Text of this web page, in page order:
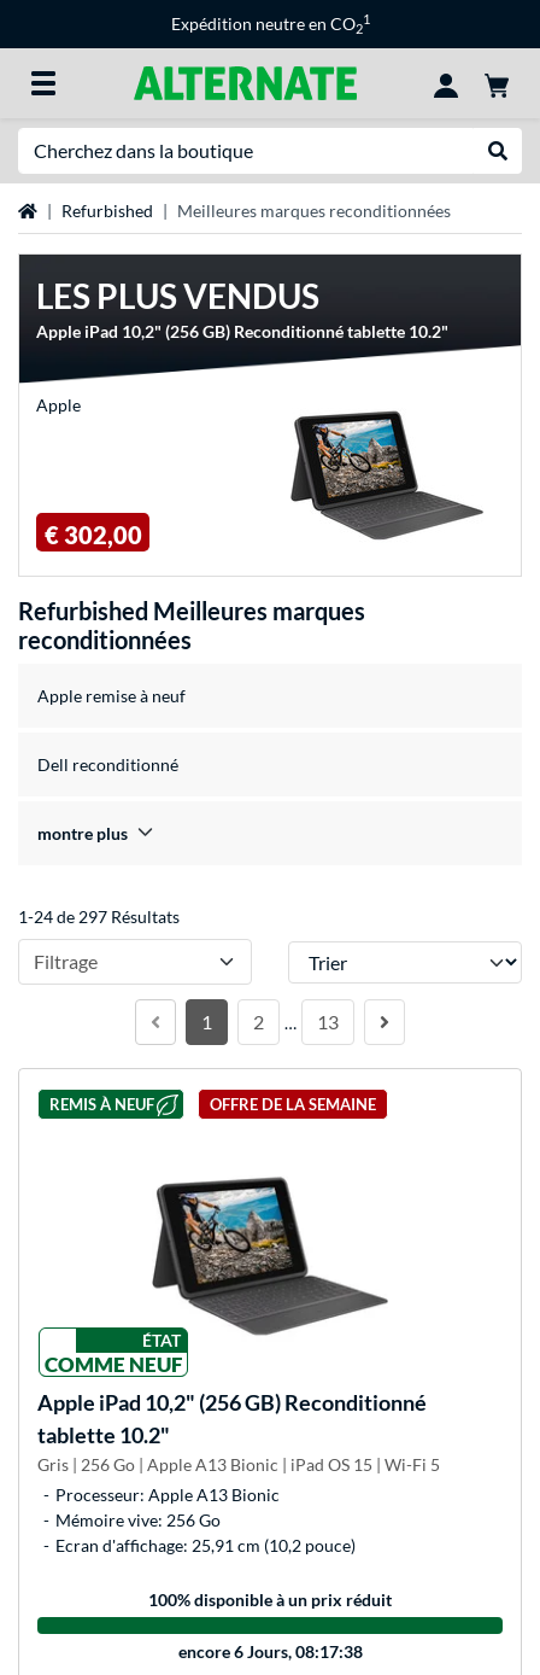
Expédition neutre en CO2
1
Page d'accueil
Refurbished Meilleures marques reconditionnées
LES PLUS VENDUS
Apple iPad 10,2" (256 GB) Reconditionné tablette 10.2"
Apple
€ 302,00
Refurbished Meilleures marques
reconditionnées
Apple remise à neuf
Dell reconditionné
montre plus
1-24 de 297 Résultats
Filtrage Trier
1 2 … 13
REMIS À NEUF OFFRE DE LA SEMAINE
ÉTAT
COMME NEUF
Apple iPad 10,2" (256 GB) Reconditionné
tablette 10.2"
Gris | 256 Go | Apple A13 Bionic | iPad OS 15 | Wi-Fi 5
Processeur: Apple A13 Bionic
Mémoire vive: 256 Go
Ecran d'affichage: 25,91 cm (10,2 pouce)
100% disponible à un prix réduit
encore6 Jours, 08:17:38